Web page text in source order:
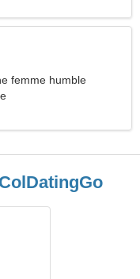
femme humble